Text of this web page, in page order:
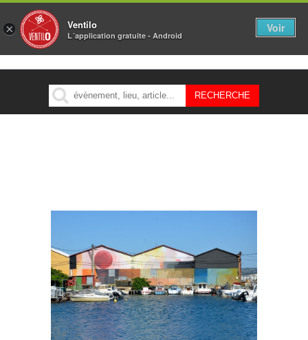
MENU
× Ventilo
L´application gratuite - Android
Voir